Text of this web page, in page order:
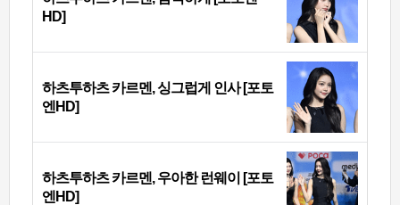
HD]
하츠투하츠 카르멘, 싱그럽게 인사 [포토
엔HD]
하츠투하츠 카르멘, 우아한 런웨이 [포토
엔HD]